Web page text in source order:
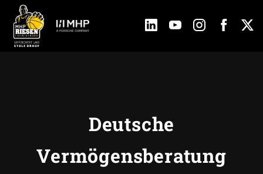
Deutsche
Vermögensberatung